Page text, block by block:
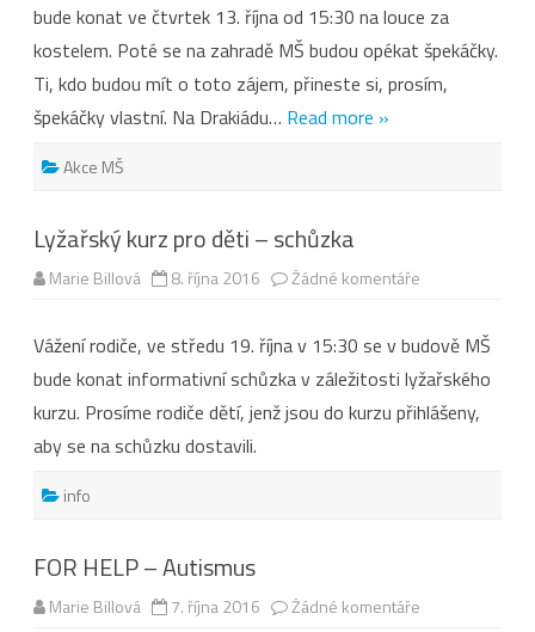
bude konat ve čtvrtek 13. října od 15:30 na louce za
kostelem. Poté se na zahradě MŠ budou opékat špekáčky.
Ti, kdo budou mít o toto zájem, přineste si, prosím,
špekáčky vlastní. Na Drakiádu… Read more »
Akce MŠ
Lyžařský kurz pro děti – schůzka
Marie Billová 8. října 2016 Žádné komentáře
Lyžařský
kurz
pro
děti
–
schůzka
Vážení rodiče, ve středu 19. října v 15:30 se v budově MŠ
bude konat informativní schůzka v záležitosti lyžařského
kurzu. Prosíme rodiče dětí, jenž jsou do kurzu přihlášeny,
aby se na schůzku dostavili.
info
FOR HELP – Autismus
Marie Billová 7. října 2016 Žádné komentáře